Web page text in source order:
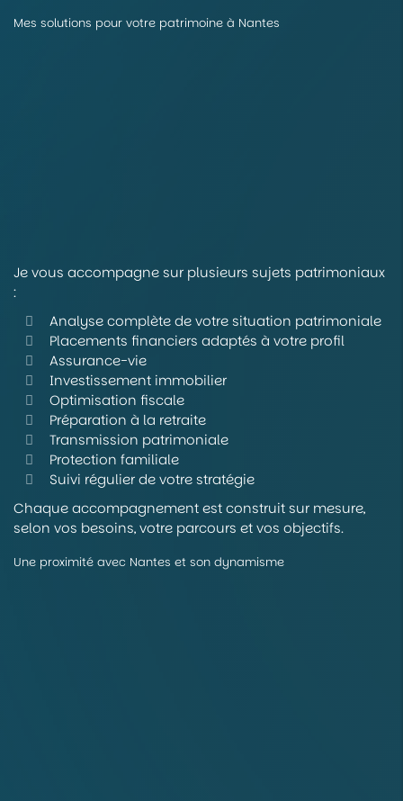
Mes solutions pour votre patrimoine à Nantes
Je vous accompagne sur plusieurs sujets patrimoniaux
:
Analyse complète de votre situation patrimoniale
Placements financiers adaptés à votre profil
Assurance-vie
Investissement immobilier
Optimisation fiscale
Préparation à la retraite
Transmission patrimoniale
Protection familiale
Suivi régulier de votre stratégie
Chaque accompagnement est construit sur mesure,
selon vos besoins, votre parcours et vos objectifs.
Une proximité avec Nantes et son dynamisme